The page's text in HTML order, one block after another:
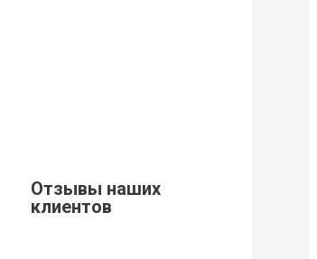
Отзывы наших
клиентов